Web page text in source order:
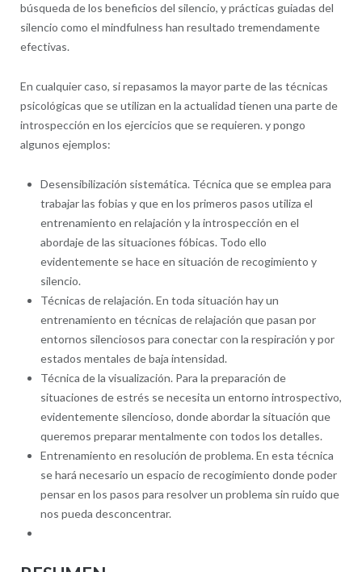
búsqueda de los beneficios del silencio, y prácticas guiadas del
silencio como el mindfulness han resultado tremendamente
efectivas.
En cualquier caso, si repasamos la mayor parte de las técnicas
psicológicas que se utilizan en la actualidad tienen una parte de
introspección en los ejercicios que se requieren. y pongo
algunos ejemplos:
Desensibilización sistemática. Técnica que se emplea para
trabajar las fobias y que en los primeros pasos utiliza el
entrenamiento en relajación y la introspección en el
abordaje de las situaciones fóbicas. Todo ello
evidentemente se hace en situación de recogimiento y
silencio.
Técnicas de relajación. En toda situación hay un
entrenamiento en técnicas de relajación que pasan por
entornos silenciosos para conectar con la respiración y por
estados mentales de baja intensidad.
Técnica de la visualización. Para la preparación de
situaciones de estrés se necesita un entorno introspectivo,
evidentemente silencioso, donde abordar la situación que
queremos preparar mentalmente con todos los detalles.
Entrenamiento en resolución de problema. En esta técnica
se hará necesario un espacio de recogimiento donde poder
pensar en los pasos para resolver un problema sin ruido que
nos pueda desconcentrar.